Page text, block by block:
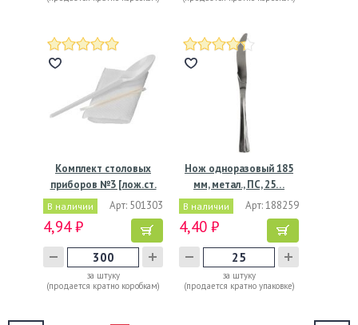
Комплект столовых
приборов №3 [лож.ст.
165…
В наличии Арт: 501303
4,94 ₽
за штуку
(продается кратно коробкам)
Нож одноразовый 185
мм, метал., ПС, 25…
В наличии Арт: 188259
4,40 ₽
за штуку
(продается кратно упаковке)